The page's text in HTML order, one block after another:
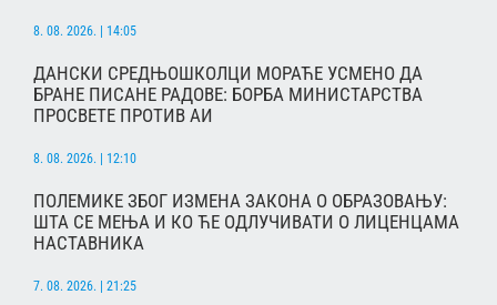
8. 08. 2026. | 14:05
ДАНСКИ СРЕДЊОШКОЛЦИ МОРАЋЕ УСМЕНО ДА
БРАНЕ ПИСАНЕ РАДОВЕ: БОРБА МИНИСТАРСТВА
ПРОСВЕТЕ ПРОТИВ АИ
8. 08. 2026. | 12:10
ПОЛЕМИКЕ ЗБОГ ИЗМЕНА ЗАКОНА О ОБРАЗОВАЊУ:
ШТА СЕ МЕЊА И КО ЋЕ ОДЛУЧИВАТИ О ЛИЦЕНЦАМА
НАСТАВНИКА
7. 08. 2026. | 21:25